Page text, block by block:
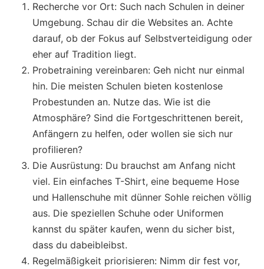
Recherche vor Ort: Such nach Schulen in deiner
Umgebung. Schau dir die Websites an. Achte
darauf, ob der Fokus auf Selbstverteidigung oder
eher auf Tradition liegt.
Probetraining vereinbaren: Geh nicht nur einmal
hin. Die meisten Schulen bieten kostenlose
Probestunden an. Nutze das. Wie ist die
Atmosphäre? Sind die Fortgeschrittenen bereit,
Anfängern zu helfen, oder wollen sie sich nur
profilieren?
Die Ausrüstung: Du brauchst am Anfang nicht
viel. Ein einfaches T-Shirt, eine bequeme Hose
und Hallenschuhe mit dünner Sohle reichen völlig
aus. Die speziellen Schuhe oder Uniformen
kannst du später kaufen, wenn du sicher bist,
dass du dabeibleibst.
Regelmäßigkeit priorisieren: Nimm dir fest vor,